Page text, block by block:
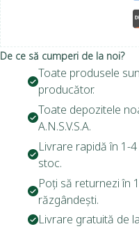
De ce să cumperi de la noi?
Toate produsele
producător.
Toate depozitele
A.N.S.V.S.A.
Livrare rapidă în 1-
stoc.
Poți să returnezi în
răzgândești.
Livrare gratuită de